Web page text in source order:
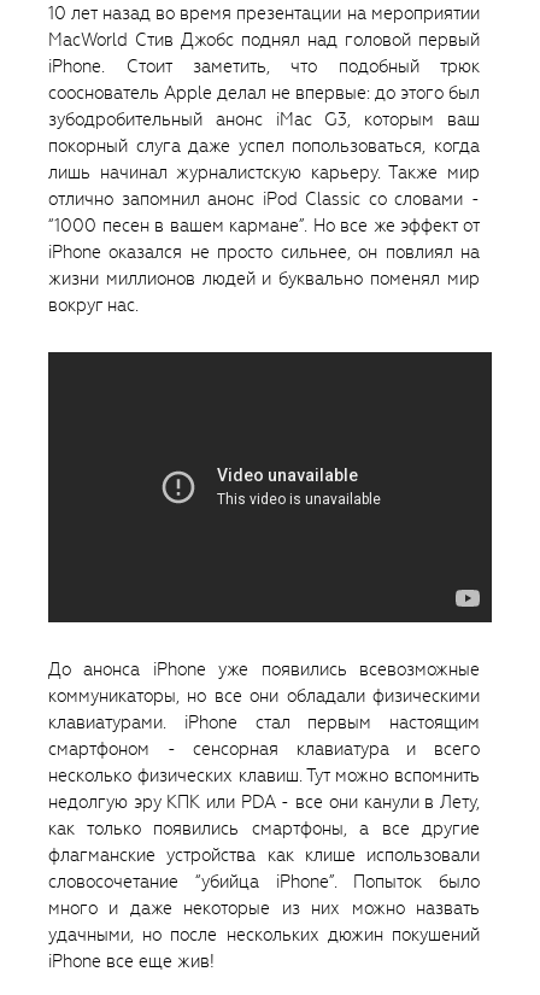
10 лет назад во время презентации на мероприятии
MacWorld Стив Джобс поднял над головой первый
iPhone. Стоит заметить, что подобный трюк
сооснователь Apple делал не впервые: до этого был
зубодробительный анонс iMac G3, которым ваш
покорный слуга даже успел попользоваться, когда
лишь начинал журналистскую карьеру. Также мир
отлично запомнил анонс iPod Classic со словами -
“1000 песен в вашем кармане”. Но все же эффект от
iPhone оказался не просто сильнее, он повлиял на
жизни миллионов людей и буквально поменял мир
вокруг нас.
До анонса iPhone уже появились всевозможные
коммуникаторы, но все они обладали физическими
клавиатурами. iPhone стал первым настоящим
смартфоном - сенсорная клавиатура и всего
несколько физических клавиш. Тут можно вспомнить
недолгую эру КПК или PDA - все они канули в Лету,
как только появились смартфоны, а все другие
флагманские устройства как клише использовали
словосочетание “убийца iPhone”. Попыток было
много и даже некоторые из них можно назвать
удачными, но после нескольких дюжин покушений
iPhone все еще жив!